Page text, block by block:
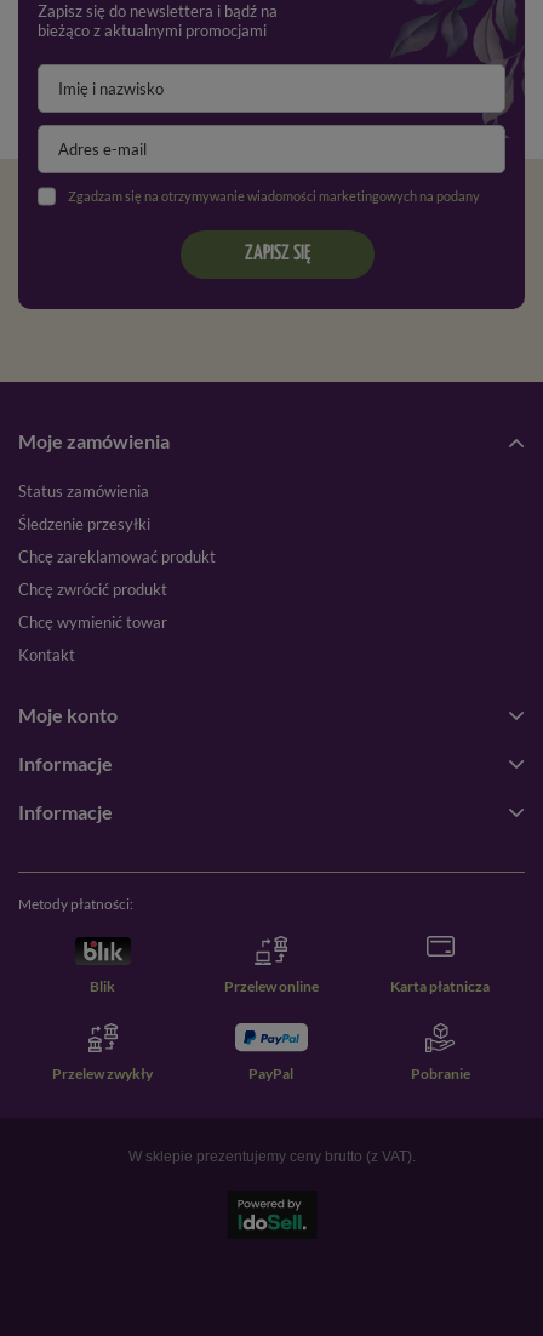
Zapisz się do newslettera i bądź na
bieżąco z aktualnymi promocjami
Zgadzam się na otrzymywanie wiadomości marketingowych na podany adres e-mail oraz przetwarzanie danych osobowych zgodnie z
ZAPISZ SIĘ
Moje zamówienia
Status zamówienia
Śledzenie przesyłki
Chcę zareklamować produkt
Chcę zwrócić produkt
Chcę wymienić towar
Kontakt
Moje konto
Informacje
Informacje
Metody płatności:
Blik Przelew online Karta płatnicza
Przelew zwykły PayPal Pobranie
W sklepie prezentujemy ceny brutto (z VAT).